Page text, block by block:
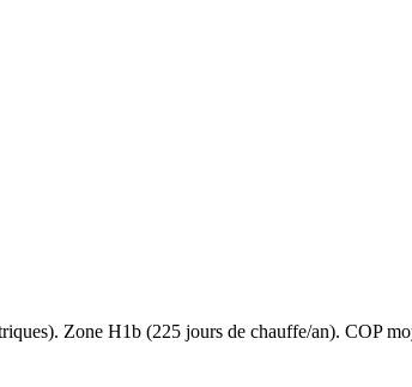
). Zone H1b (225 jours de chauffe/an). COP